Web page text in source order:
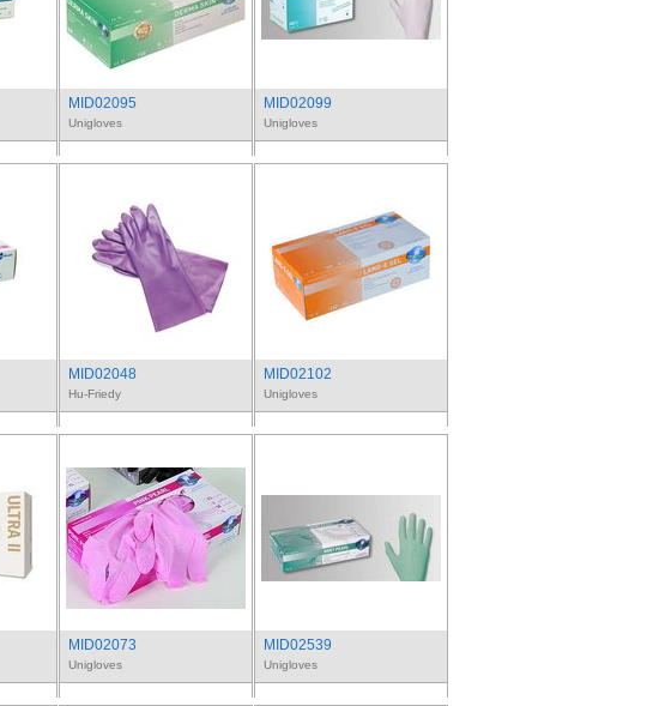
MID02095
Unigloves
MID02099
Unigloves
MID02048
Hu-Friedy
MID02102
Unigloves
MID02073
Unigloves
MID02539
Unigloves